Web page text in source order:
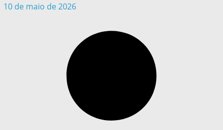
10 de maio de 2026